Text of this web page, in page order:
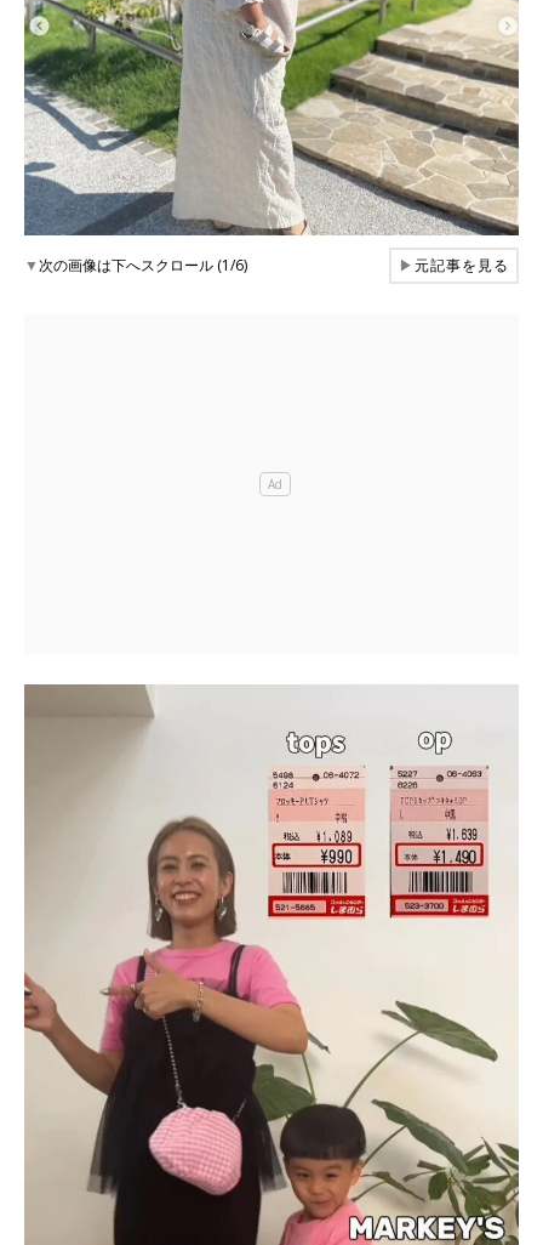
▼次の画像は下へスクロール (1/6) ▶元記事を見る